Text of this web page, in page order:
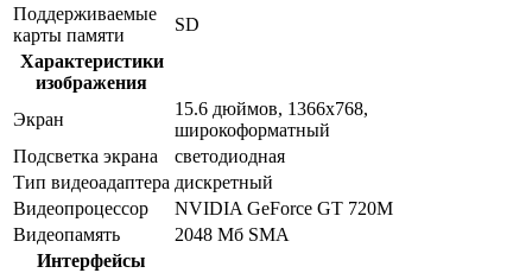
Поддерживаемые
карты памяти
SD
Характеристики
изображения
Экран
15.6 дюймов, 1366x768,
широкоформатный
Подсветка экрана
светодиодная
Тип видеоадаптера дискретный
Видеопроцессор
NVIDIA GeForce GT 720M
Видеопамять
2048 Мб SMA
Интерфейсы